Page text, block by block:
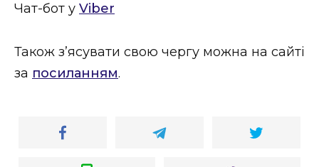
Чат-бот у Viber
Також з’ясувати свою чергу можна на сайті
за посиланням.